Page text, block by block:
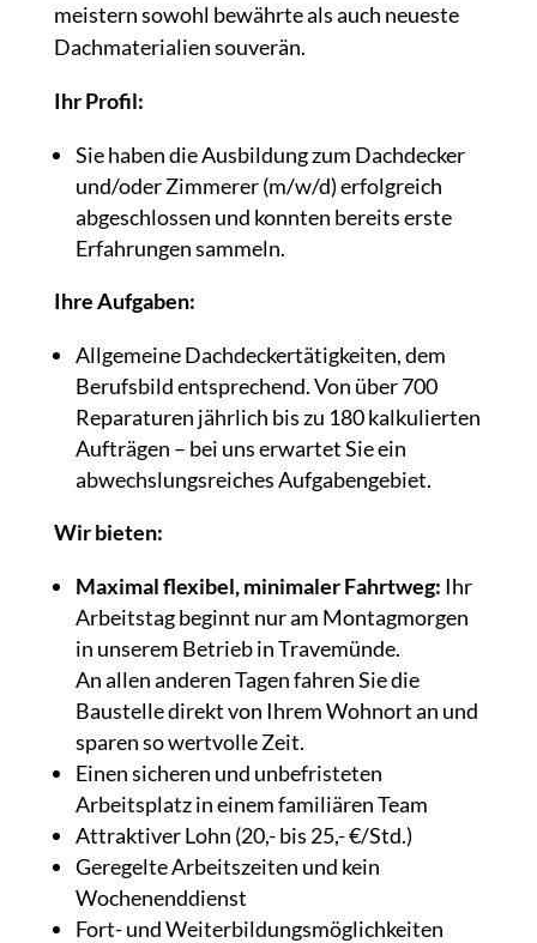
meistern sowohl bewährte als auch neueste
Dachmaterialien souverän.
Ihr Profil:
Sie haben die Ausbildung zum Dachdecker
und/oder Zimmerer (m/w/d) erfolgreich
abgeschlossen und konnten bereits erste
Erfahrungen sammeln.
Ihre Aufgaben:
Allgemeine Dachdeckertätigkeiten, dem
Berufsbild entsprechend. Von über 700
Reparaturen jährlich bis zu 180 kalkulierten
Aufträgen – bei uns erwartet Sie ein
abwechslungsreiches Aufgabengebiet.
Wir bieten:
Maximal flexibel, minimaler Fahrtweg: Ihr
Arbeitstag beginnt nur am Montagmorgen
in unserem Betrieb in Travemünde.
An allen anderen Tagen fahren Sie die
Baustelle direkt von Ihrem Wohnort an und
sparen so wertvolle Zeit.
Einen sicheren und unbefristeten
Arbeitsplatz in einem familiären Team
Attraktiver Lohn (20,- bis 25,- €/Std.)
Geregelte Arbeitszeiten und kein
Wochenenddienst
Fort- und Weiterbildungsmöglichkeiten